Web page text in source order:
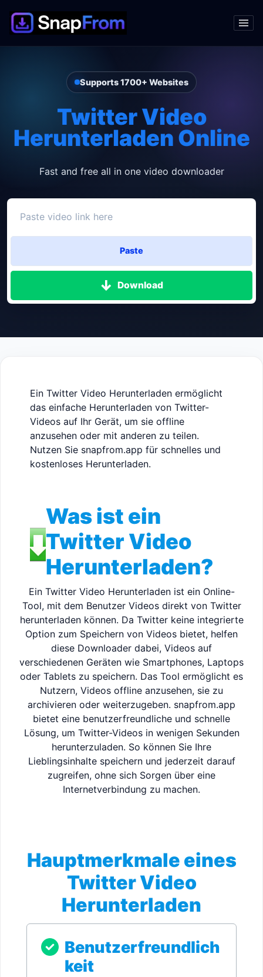
Supports 1700+ Websites
Twitter Video
Herunterladen Online
Fast and free all in one video downloader
Paste
Download
Ein Twitter Video Herunterladen ermöglicht
das einfache Herunterladen von Twitter-
Videos auf Ihr Gerät, um sie offline
anzusehen oder mit anderen zu teilen.
Nutzen Sie snapfrom.app für schnelles und
kostenloses Herunterladen.
Was ist ein
Twitter Video
Herunterladen?
Ein Twitter Video Herunterladen ist ein Online-
Tool, mit dem Benutzer Videos direkt von Twitter
herunterladen können. Da Twitter keine integrierte
Option zum Speichern von Videos bietet, helfen
diese Downloader dabei, Videos auf
verschiedenen Geräten wie Smartphones, Laptops
oder Tablets zu speichern. Das Tool ermöglicht es
Nutzern, Videos offline anzusehen, sie zu
archivieren oder weiterzugeben. snapfrom.app
bietet eine benutzerfreundliche und schnelle
Lösung, um Twitter-Videos in wenigen Sekunden
herunterzuladen. So können Sie Ihre
Lieblingsinhalte speichern und jederzeit darauf
zugreifen, ohne sich Sorgen über eine
Internetverbindung zu machen.
Hauptmerkmale eines
Twitter Video
Herunterladen
Benutzerfreundlich
keit